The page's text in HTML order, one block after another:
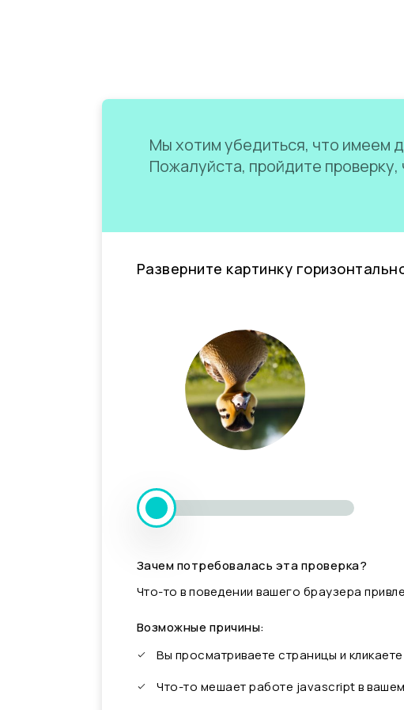
Мы хотим убедиться, что имеем
Пожалуйста, пройдите
Разверните картинку
Зачем потребовалась эта проверка?
Что-то в поведении вашего браузера
Возможные причины:
Вы просматриваете страницы и
Что-то мешает работе javascript в